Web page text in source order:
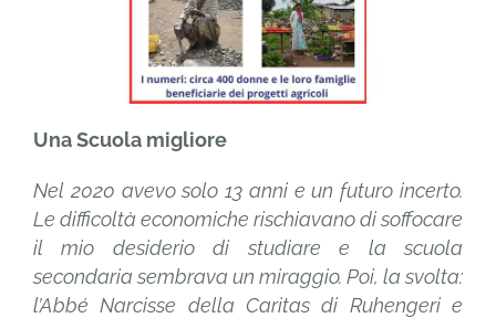
Una Scuola migliore
Nel 2020 avevo solo 13 anni e un futuro incerto.
Le difficoltà economiche rischiavano di soffocare
il mio desiderio di studiare e la scuola
secondaria sembrava un miraggio. Poi, la svolta:
l’Abbé Narcisse della Caritas di Ruhengeri e